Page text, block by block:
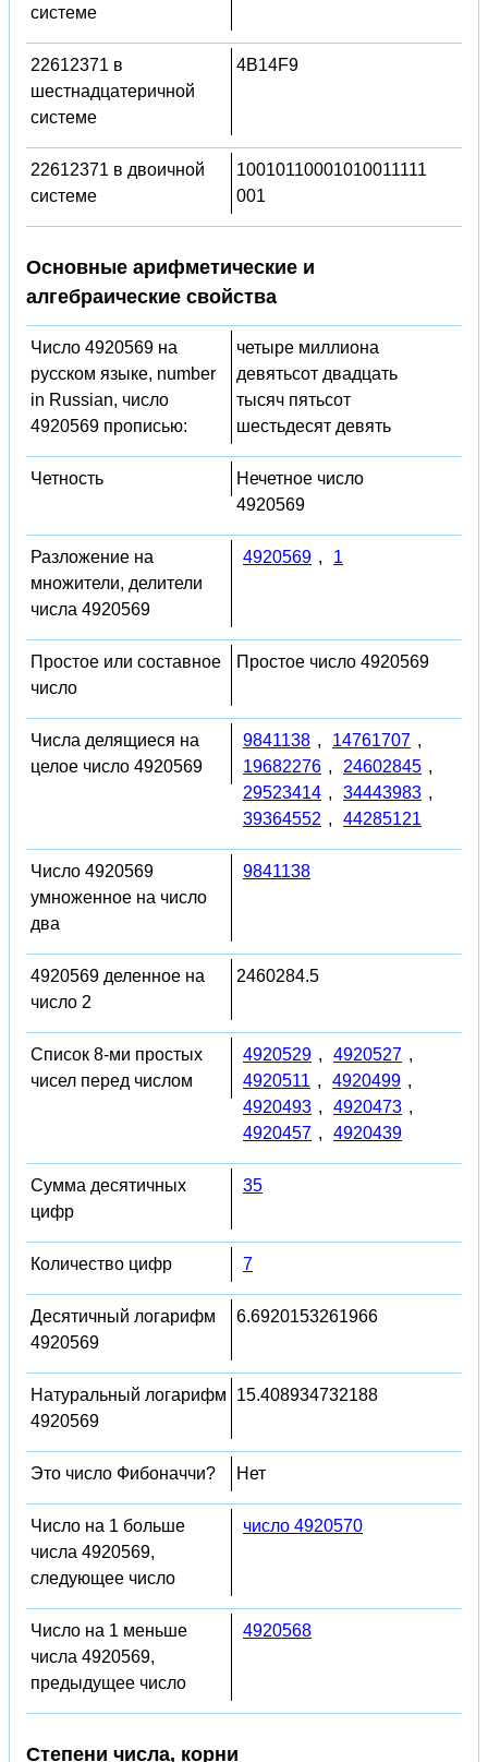
системе
22612371 в
шестнадцатеричной
системе
4B14F9
22612371 в двоичной
системе
10010110001010011111
001
Основные арифметические и
алгебраические свойства
Число 4920569 на
русском языке, number
in Russian, число
4920569 прописью:
четыре миллиона
девятьсот двадцать
тысяч пятьсот
шестьдесят девять
Четность
Нечетное число
4920569
Разложение на
множители, делители
числа 4920569
4920569 , 1
Простое или составное
число
Простое число 4920569
Числа делящиеся на
целое число 4920569
9841138 , 14761707 ,
19682276 , 24602845 ,
29523414 , 34443983 ,
39364552 , 44285121
Число 4920569
умноженное на число
два
9841138
4920569 деленное на
число 2
2460284.5
Список 8-ми простых
чисел перед числом
4920529 , 4920527 ,
4920511 , 4920499 ,
4920493 , 4920473 ,
4920457 , 4920439
Сумма десятичных
цифр
35
Количество цифр 7
Десятичный логарифм
4920569
6.6920153261966
Натуральный логарифм
4920569
15.408934732188
Это число Фибоначчи? Нет
Число на 1 больше
числа 4920569,
следующее число
число 4920570
Число на 1 меньше
числа 4920569,
предыдущее число
4920568
Степени числа, корни